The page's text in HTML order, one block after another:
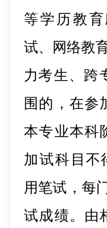
等学历教
试、网络教
力考生、跨
围的，在参
本专业本科
加试科目不
用笔试，每
试成绩。由